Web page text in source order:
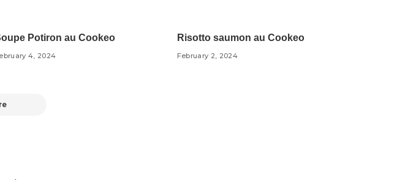
Potiron au Cookeo
4, 2024
Risotto saumon au Cookeo
February 2, 2024